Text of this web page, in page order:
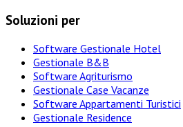
Soluzioni per
Software Gestionale Hotel
Gestionale B&B
Software Agriturismo
Gestionale Case Vacanze
Software Appartamenti Turistici
Gestionale Residence